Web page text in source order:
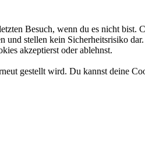
Besuch, wenn du es nicht bist.
stellen kein Sicherheitsrisiko
akzeptierst oder ablehnst.
gestellt wird. Du kannst deine